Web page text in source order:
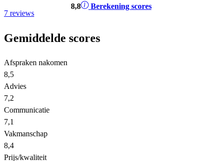
8,8
Berekening scores
7 reviews
Gemiddelde scores
Afspraken nakomen
8,5
Advies
7,2
Communicatie
7,1
Vakmanschap
8,4
Prijs/kwaliteit